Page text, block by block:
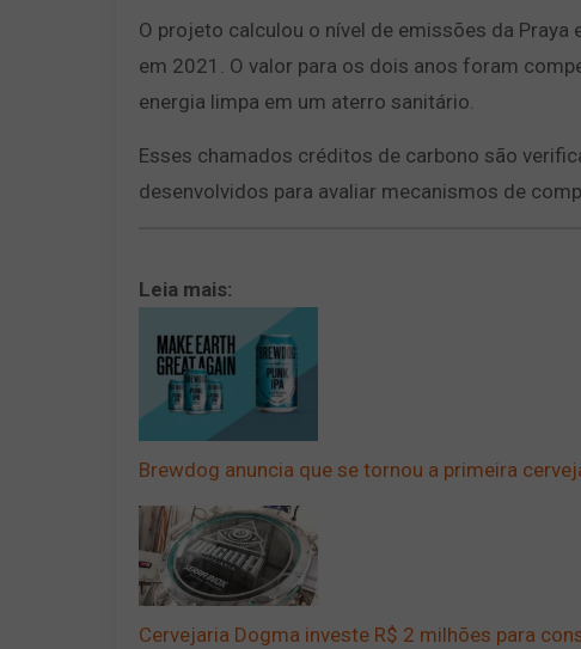
O projeto calculou o nível de emissões da
em 2021. O valor para os dois anos foram
energia limpa em um aterro sanitário.
Esses chamados créditos de carbono são
desenvolvidos para avaliar mecanismos de
Leia mais:
Brewdog anuncia que se tornou a primeira
Cervejaria Dogma investe R$ 2 milhões para